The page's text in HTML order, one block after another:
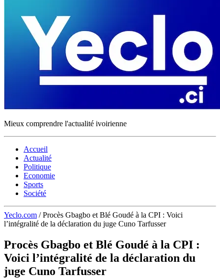
Mieux comprendre l'actualité ivoirienne
Accueil
Actualité
Politique
Economie
Sports
Société
Yeclo.com / Procès Gbagbo et Blé Goudé à la CPI : Voici
l’intégralité de la déclaration du juge Cuno Tarfusser
Procès Gbagbo et Blé Goudé à la CPI :
Voici l’intégralité de la déclaration du
juge Cuno Tarfusser